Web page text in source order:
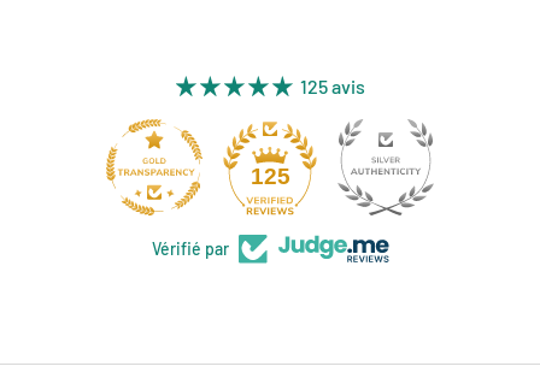
125 avis
125
Vérifié par